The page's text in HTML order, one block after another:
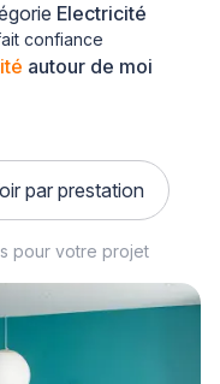
autour de moi
par prestation
Electricité
confiance
pour votre projet